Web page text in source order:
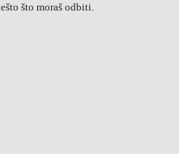
što moraš odbiti.